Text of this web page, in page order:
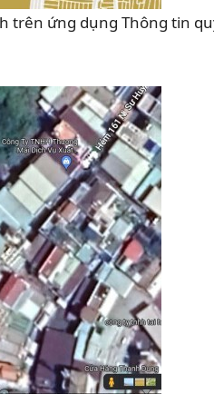
ứng dụng Thông tin